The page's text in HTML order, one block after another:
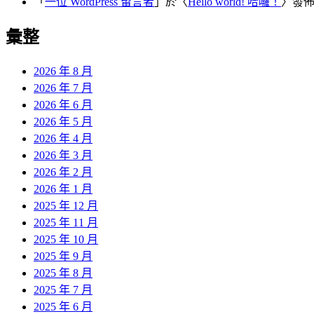
彙整
2026 年 8 月
2026 年 7 月
2026 年 6 月
2026 年 5 月
2026 年 4 月
2026 年 3 月
2026 年 2 月
2026 年 1 月
2025 年 12 月
2025 年 11 月
2025 年 10 月
2025 年 9 月
2025 年 8 月
2025 年 7 月
2025 年 6 月